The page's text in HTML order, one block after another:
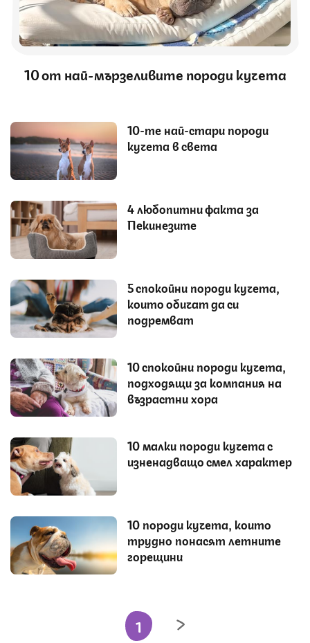
10 от най-мързеливите породи кучета
10-те най-стари породи
кучета в света
4 любопитни факта за
Пекинезите
5 спокойни породи кучета,
които обичат да си
подремват
10 спокойни породи кучета,
подходящи за компания на
възрастни хора
10 малки породи кучета с
изненадващо смел характер
10 породи кучета, които
трудно понасят летните
горещини
1